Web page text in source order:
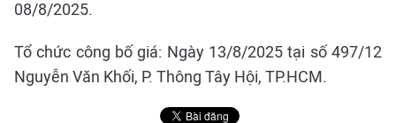
08/8/2025.
Tổ chức công bố giá: Ngày 13/8/2025 tại số 497/12
Nguyễn Văn Khối, P. Thông Tây Hội, TP.HCM.